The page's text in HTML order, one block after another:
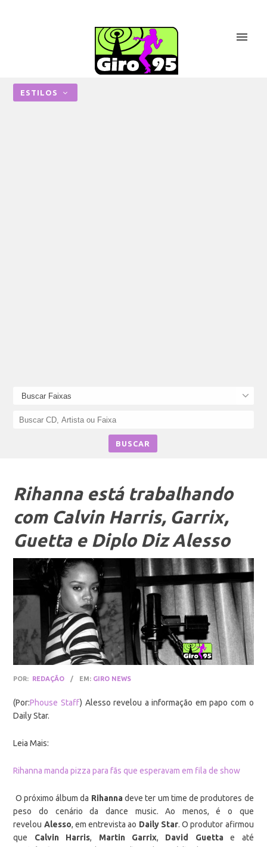
ESTILOS
Rihanna está trabalhando
com Calvin Harris, Garrix,
Guetta e Diplo Diz Alesso
POR: REDAÇÃO / EM: GIRO NEWS
(Por:Phouse Staff) Alesso revelou a informação em papo com o
Daily Star.
Leia Mais:
Rihanna manda pizza para fãs que esperavam em fila de show
O próximo álbum da Rihannadeve ter um time de produtores de
peso do cenário da dance music. Ao menos, é o que
revelou Alesso, em entrevista ao Daily Star. O produtor afirmou
que Calvin Harris, Martin Garrix, David Guettae até